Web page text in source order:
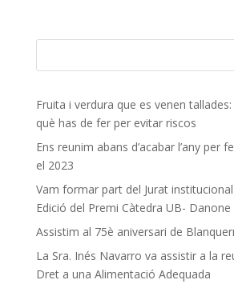
Fruita i verdura que es venen
què has de fer per evitar riscos
Ens reunim abans d’acabar l’any per
el 2023
Vam formar part del Jurat
Edició del Premi Càtedra UB- Danone
Assistim al 75è aniversari de
La Sra. Inés Navarro va assistir a la
Dret a una Alimentació Adequada